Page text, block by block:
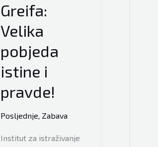
Greifa:
Velika
pobjeda
istine i
pravde!
Posljednje, Zabava
Institut za istraživanje